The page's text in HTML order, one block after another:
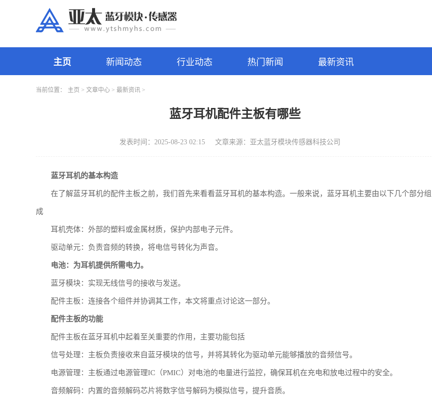
主页 新闻动态 行业动态 热门新闻 最新资讯
当前位置： 主页 > 文章中心 > 最新资讯 >
蓝牙耳机配件主板有哪些
发表时间：2025-08-23 02:15 文章来源：亚太蓝牙模块传感器科技公司
蓝牙耳机的基本构造
在了解蓝牙耳机的配件主板之前，我们首先来看看蓝牙耳机的基本构造。一般来说，蓝牙耳机主要由以下几个部分组
成
耳机壳体：外部的塑料或金属材质，保护内部电子元件。
驱动单元：负责音频的转换，将电信号转化为声音。
电池：为耳机提供所需电力。
蓝牙模块：实现无线信号的接收与发送。
配件主板：连接各个组件并协调其工作，本文将重点讨论这一部分。
配件主板的功能
配件主板在蓝牙耳机中起着至关重要的作用，主要功能包括
信号处理：主板负责接收来自蓝牙模块的信号，并将其转化为驱动单元能够播放的音频信号。
电源管理：主板通过电源管理IC（PMIC）对电池的电量进行监控，确保耳机在充电和放电过程中的安全。
音频解码：内置的音频解码芯片将数字信号解码为模拟信号，提升音质。